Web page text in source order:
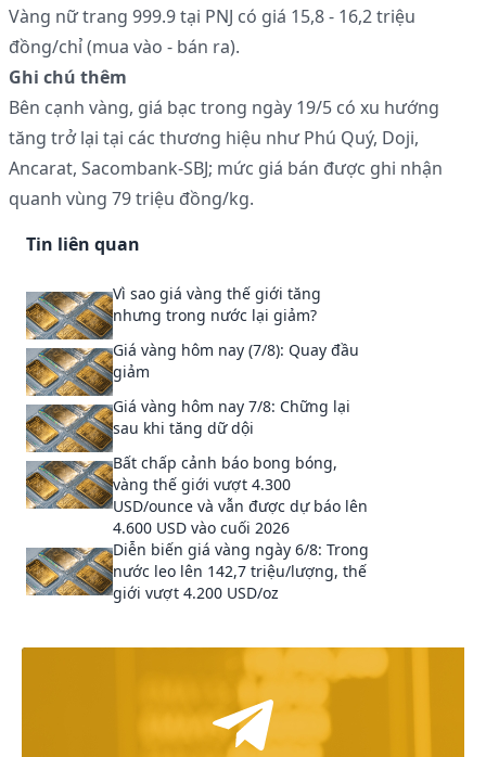
Vàng nữ trang 999.9 tại PNJ có giá 15,8 - 16,2 triệu
đồng/chỉ (mua vào - bán ra).
Ghi chú thêm
Bên cạnh vàng, giá bạc trong ngày 19/5 có xu hướng
tăng trở lại tại các thương hiệu như Phú Quý, Doji,
Ancarat, Sacombank-SBJ; mức giá bán được ghi nhận
quanh vùng 79 triệu đồng/kg.
Tin liên quan
Vì sao giá vàng thế giới tăng
nhưng trong nước lại giảm?
Giá vàng hôm nay (7/8): Quay đầu
giảm
Giá vàng hôm nay 7/8: Chững lại
sau khi tăng dữ dội
Bất chấp cảnh báo bong bóng,
vàng thế giới vượt 4.300
USD/ounce và vẫn được dự báo lên
4.600 USD vào cuối 2026
Diễn biến giá vàng ngày 6/8: Trong
nước leo lên 142,7 triệu/lượng, thế
giới vượt 4.200 USD/oz